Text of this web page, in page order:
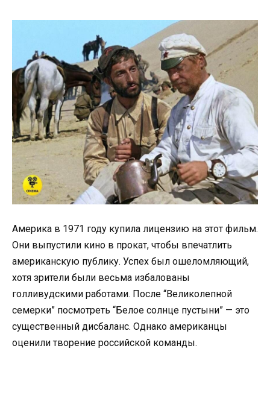
Америка в 1971 году купила лицензию на этот фильм.
Они выпустили кино в прокат, чтобы впечатлить
американскую публику. Успех был ошеломляющий,
хотя зрители были весьма избалованы
голливудскими работами. После “Великолепной
семерки” посмотреть “Белое солнце пустыни” — это
существенный дисбаланс. Однако американцы
оценили творение российской команды.